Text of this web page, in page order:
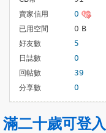
賣家信用
0
已用空間
0 B
好友數
5
日誌數
0
回帖數
39
分享數
0
滿二十歲可登入